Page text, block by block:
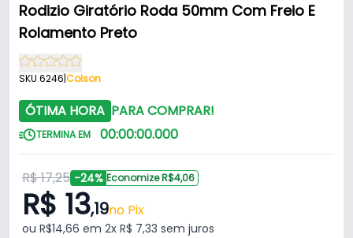
Rodizio Giratório Roda 50mm Com Freio E
Rolamento Preto
SKU 6246|Colson
ÓTIMA HORA PARA COMPRAR!
TERMINA EM 00:00:00.000
R$ 17,25 -24% Economize R$4,06
R$ 13,19no Pix
ou R$14,66 em 2x R$ 7,33 sem juros